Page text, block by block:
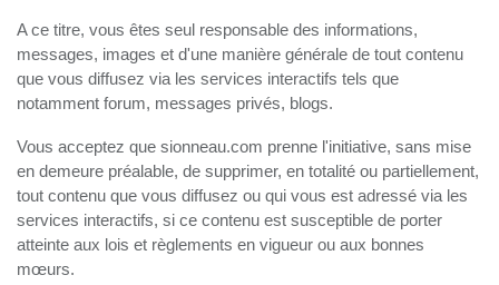
A ce titre, vous êtes seul responsable des informations,
messages, images et d'une manière générale de tout contenu
que vous diffusez via les services interactifs tels que
notamment forum, messages privés, blogs.
Vous acceptez que sionneau.com prenne l'initiative, sans mise
en demeure préalable, de supprimer, en totalité ou partiellement,
tout contenu que vous diffusez ou qui vous est adressé via les
services interactifs, si ce contenu est susceptible de porter
atteinte aux lois et règlements en vigueur ou aux bonnes
mœurs.